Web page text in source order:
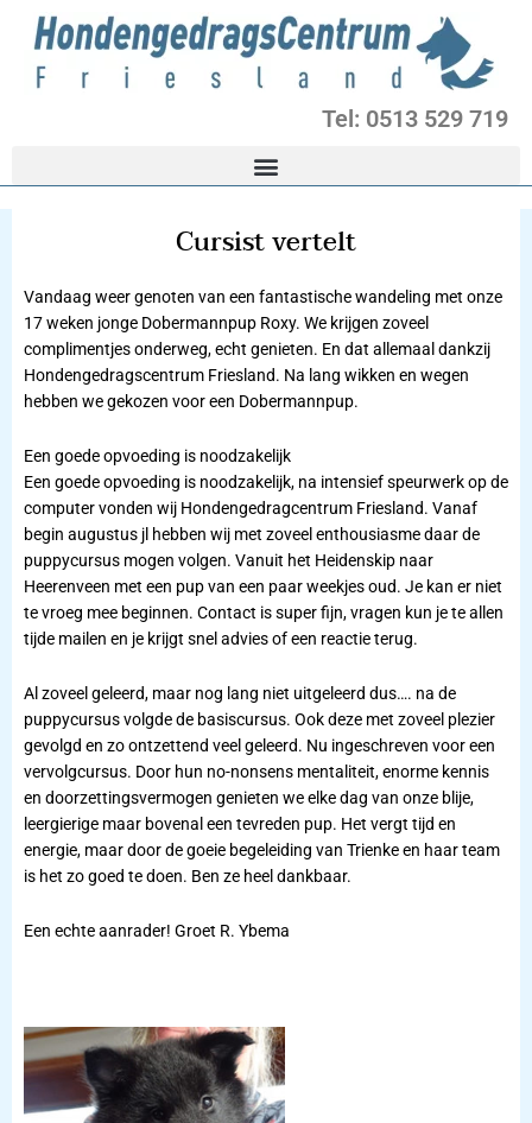
inhoud
Tel: 0513 529 719
Cursist vertelt
Vandaag weer genoten van een fantastische wandeling met onze
17 weken jonge Dobermannpup Roxy. We krijgen zoveel
complimentjes onderweg, echt genieten. En dat allemaal dankzij
Hondengedragscentrum Friesland. Na lang wikken en wegen
hebben we gekozen voor een Dobermannpup.
Een goede opvoeding is noodzakelijk
Een goede opvoeding is noodzakelijk, na intensief speurwerk op de
computer vonden wij Hondengedragcentrum Friesland. Vanaf
begin augustus jl hebben wij met zoveel enthousiasme daar de
puppycursus mogen volgen. Vanuit het Heidenskip naar
Heerenveen met een pup van een paar weekjes oud. Je kan er niet
te vroeg mee beginnen. Contact is super fijn, vragen kun je te allen
tijde mailen en je krijgt snel advies of een reactie terug.
Al zoveel geleerd, maar nog lang niet uitgeleerd dus…. na de
puppycursus volgde de basiscursus. Ook deze met zoveel plezier
gevolgd en zo ontzettend veel geleerd. Nu ingeschreven voor een
vervolgcursus. Door hun no-nonsens mentaliteit, enorme kennis
en doorzettingsvermogen genieten we elke dag van onze blije,
leergierige maar bovenal een tevreden pup. Het vergt tijd en
energie, maar door de goeie begeleiding van Trienke en haar team
is het zo goed te doen. Ben ze heel dankbaar.
Een echte aanrader! Groet R. Ybema